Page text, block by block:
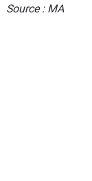
Source : MA